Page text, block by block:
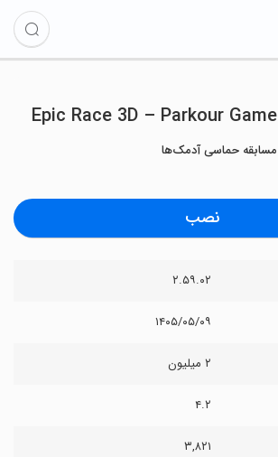
Epic Race 3D – Parkour Game
مسابقه حماسی آدمک‌ها
نصب
۲.۵۹.۰۲
۱۴۰۵/۰۵/۰۹
۲ میلیون
۴.۲
۳,۸۲۱